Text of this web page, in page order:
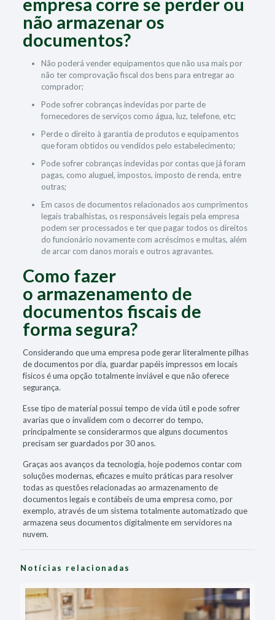
não armazenar os
documentos?
Não poderá vender equipamentos que não usa mais por
não ter comprovação fiscal dos bens para entregar ao
comprador;
Pode sofrer cobranças indevidas por parte de
fornecedores de serviços como água, luz, telefone, etc;
Perde o direito à garantia de produtos e equipamentos
que foram obtidos ou vendidos pelo estabelecimento;
Pode sofrer cobranças indevidas por contas que já foram
pagas, como aluguel, impostos, imposto de renda, entre
outras;
Em casos de documentos relacionados aos cumprimentos
legais trabalhistas, os responsáveis legais pela empresa
podem ser processados e ter que pagar todos os direitos
do funcionário novamente com acréscimos e multas, além
de arcar com danos morais e outros agravantes.
Como fazer
o armazenamento de
documentos fiscais de
forma segura?
Considerando que uma empresa pode gerar literalmente pilhas
de documentos por dia, guardar papéis impressos em locais
físicos é uma opção totalmente inviável e que não oferece
segurança.
Esse tipo de material possui tempo de vida útil e pode sofrer
avarias que o invalidem com o decorrer do tempo,
principalmente se considerarmos que alguns documentos
precisam ser guardados por 30 anos.
Graças aos avanços da tecnologia, hoje podemos contar com
soluções modernas, eficazes e muito práticas para resolver
todas as questões relacionadas ao armazenamento de
documentos legais e contábeis de uma empresa como, por
exemplo, através de um sistema totalmente automatizado que
armazena seus documentos digitalmente em servidores na
nuvem.
Notícias relacionadas